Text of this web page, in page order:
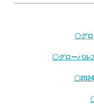
〇グ
〇グローバル
〇